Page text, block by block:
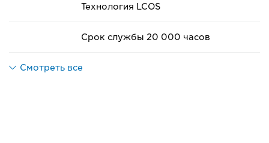
Технология LCOS
Срок службы 20 000 часов
Смотреть все